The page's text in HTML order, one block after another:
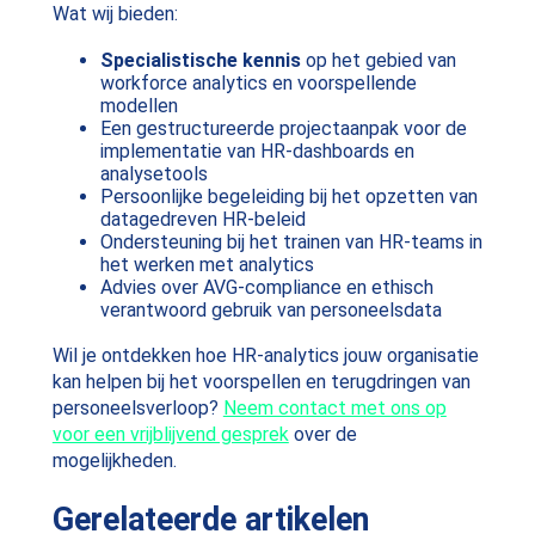
Wat wij bieden:
Specialistische kennisop het gebied van
workforce analytics en voorspellende
modellen
Een gestructureerde projectaanpak voor de
implementatie van HR-dashboards en
analysetools
Persoonlijke begeleiding bij het opzetten van
datagedreven HR-beleid
Ondersteuning bij het trainen van HR-teams in
het werken met analytics
Advies over AVG-compliance en ethisch
verantwoord gebruik van personeelsdata
Wil je ontdekken hoe HR-analytics jouw organisatie
kan helpen bij het voorspellen en terugdringen van
personeelsverloop? Neem contact met ons op
voor een vrijblijvend gesprekover de
mogelijkheden.
Gerelateerde artikelen